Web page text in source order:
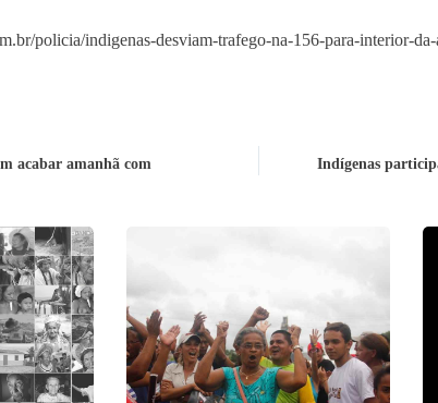
policia/indigenas-desviam-trafego-na-156-para-interior-da-
acabar amanhã com
Indígenas